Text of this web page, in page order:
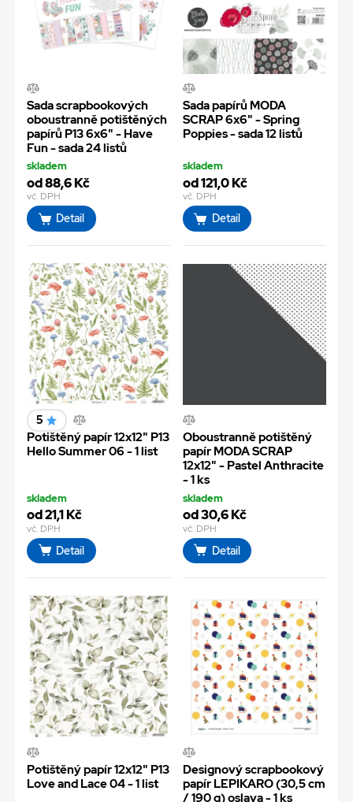
Sada scrapbookových
oboustranně potištěných
papírů P13 6x6" - Have
Fun - sada 24 listů
skladem
od 88,6 Kč
vč. DPH
Detail
Sada papírů MODA
SCRAP 6x6" - Spring
Poppies - sada 12 listů
skladem
od 121,0 Kč
vč. DPH
Detail
5
Potištěný papír 12x12" P13
Hello Summer 06 - 1 list
skladem
od 21,1 Kč
vč. DPH
Detail
Oboustranně potištěný
papír MODA SCRAP
12x12" - Pastel Anthracite
- 1 ks
skladem
od 30,6 Kč
vč. DPH
Detail
Potištěný papír 12x12" P13
Love and Lace 04 - 1 list
Designový scrapbookový
papír LEPIKARO (30,5 cm
/ 190 g) oslava - 1 ks